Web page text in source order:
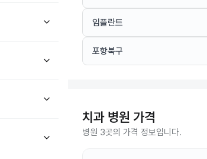
임플란트
포항북구
치과 병원 가격
병원 3곳의 가격 정보입니다.